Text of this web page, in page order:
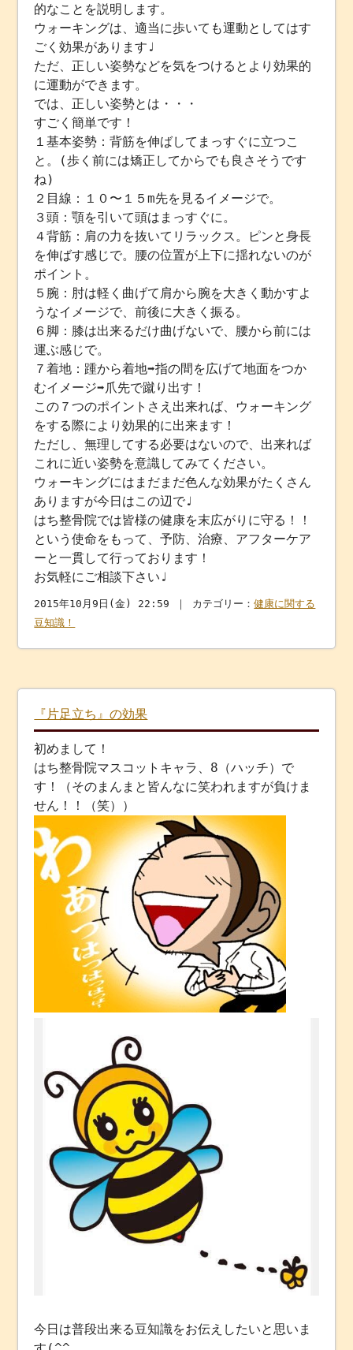
的なことを説明します。
ウォーキングは、適当に歩いても運動としてはす
ごく効果があります♩
ただ、正しい姿勢などを気をつけるとより効果的
に運動ができます。
では、正しい姿勢とは・・・
すごく簡単です！
１基本姿勢：背筋を伸ばしてまっすぐに立つこ
と。(歩く前には矯正してからでも良さそうです
ね)
２目線：１０〜１５m先を見るイメージで。
３頭：顎を引いて頭はまっすぐに。
４背筋：肩の力を抜いてリラックス。ピンと身長
を伸ばす感じで。腰の位置が上下に揺れないのが
ポイント。
５腕：肘は軽く曲げて肩から腕を大きく動かすよ
うなイメージで、前後に大きく振る。
６脚：膝は出来るだけ曲げないで、腰から前には
運ぶ感じで。
７着地：踵から着地➡︎指の間を広げて地面をつか
むイメージ➡︎爪先で蹴り出す！
この７つのポイントさえ出来れば、ウォーキング
をする際により効果的に出来ます！
ただし、無理してする必要はないので、出来れば
これに近い姿勢を意識してみてください。
ウォーキングにはまだまだ色んな効果がたくさん
ありますが今日はこの辺で♩
はち整骨院では皆様の健康を末広がりに守る！！
という使命をもって、予防、治療、アフターケア
ーと一貫して行っております！
お気軽にご相談下さい♩
2015年10月9日(金) 22:59 ｜ カテゴリー：健康に関する
豆知識！
『片足立ち』の効果
初めまして！
はち整骨院マスコットキャラ、8（ハッチ）で
す！（そのまんまと皆んなに笑われますが負けま
せん！！（笑））
今日は普段出来る豆知識をお伝えしたいと思いま